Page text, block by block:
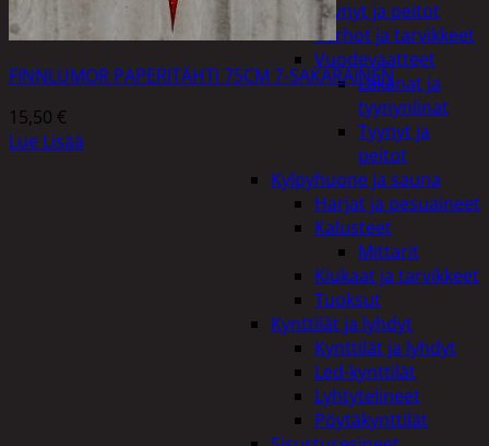
Tyynyt ja peitot
Verhot ja tarvikkeet
Vuodevaatteet
Lakanat ja
tyynynlinat
Tyynyt ja
peitot
Kylpyhuone ja sauna
Harjat ja pesuaineet
Kalusteet
Mittarit
Kiukaat ja tarvikkeet
Tuoksut
Kynttilät ja lyhdyt
Kynttilät ja lyhdyt
Led-kynttilät
Lyhtytelineet
Pöytäkynttilät
FINNLUMOR PAPERITÄHTI 75CM 7-SAKARAINEN
15,50 €
Lue Lisää